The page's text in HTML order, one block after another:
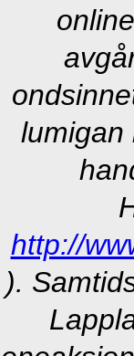
lumigan
http://
).